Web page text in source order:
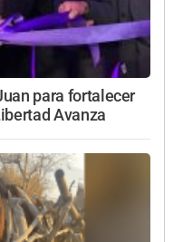
para fortalecer
Avanza